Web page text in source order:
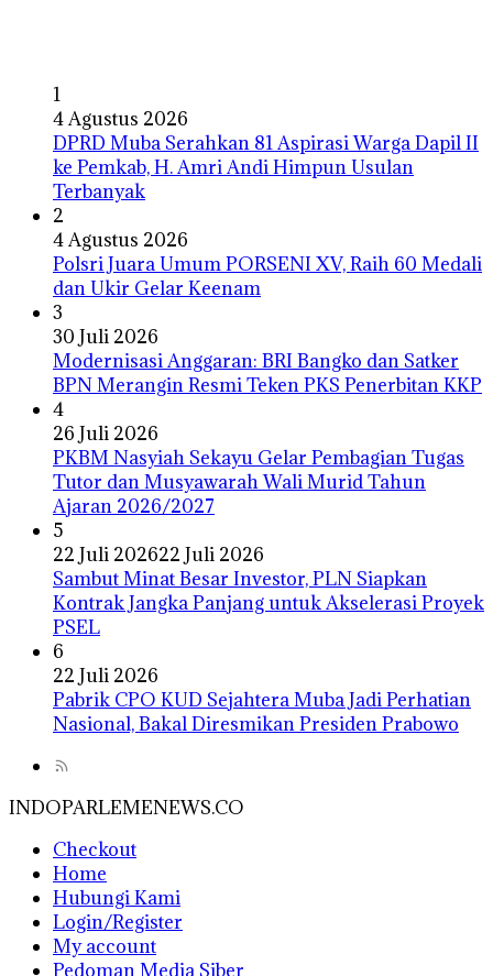
1
4 Agustus 2026
DPRD Muba Serahkan 81 Aspirasi Warga Dapil II
ke Pemkab, H. Amri Andi Himpun Usulan
Terbanyak
2
4 Agustus 2026
Polsri Juara Umum PORSENI XV, Raih 60 Medali
dan Ukir Gelar Keenam
3
30 Juli 2026
Modernisasi Anggaran: BRI Bangko dan Satker
BPN Merangin Resmi Teken PKS Penerbitan KKP
4
26 Juli 2026
PKBM Nasyiah Sekayu Gelar Pembagian Tugas
Tutor dan Musyawarah Wali Murid Tahun
Ajaran 2026/2027
5
22 Juli 202622 Juli 2026
Sambut Minat Besar Investor, PLN Siapkan
Kontrak Jangka Panjang untuk Akselerasi Proyek
PSEL
6
22 Juli 2026
Pabrik CPO KUD Sejahtera Muba Jadi Perhatian
Nasional, Bakal Diresmikan Presiden Prabowo
INDOPARLEMENEWS.CO
Checkout
Home
Hubungi Kami
Login/Register
My account
Pedoman Media Siber